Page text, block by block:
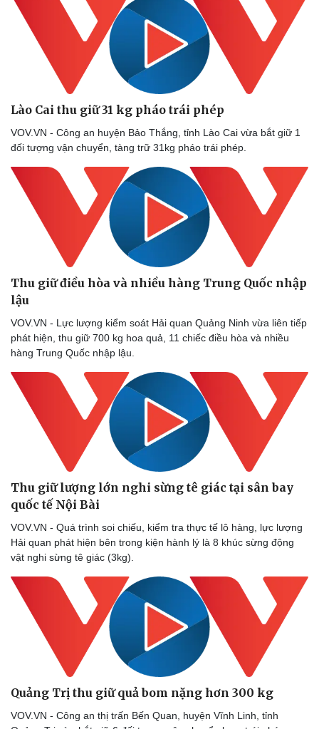
Sức khỏe
Dinh dưỡng - món ngon
Cây thuốc
Sản phụ khoa
Nam khoa
Làm đẹp - giảm cân
Phòng mạch online
Ăn sạch sống khỏe
Đời sống
Nhà đẹp
Blog
Lào Cai thu giữ 31 kg pháo trái phép
VOV.VN - Công an huyện Bảo Thắng, tỉnh Lào Cai vừa bắt giữ 1
đối tượng vận chuyển, tàng trữ 31kg pháo trái phép.
Thu giữ điều hòa và nhiều hàng Trung Quốc nhập
lậu
VOV.VN - Lực lượng kiểm soát Hải quan Quảng Ninh vừa liên tiếp
phát hiện, thu giữ 700 kg hoa quả, 11 chiếc điều hòa và nhiều
hàng Trung Quốc nhập lậu.
Thu giữ lượng lớn nghi sừng tê giác tại sân bay
quốc tế Nội Bài
VOV.VN - Quá trình soi chiếu, kiểm tra thực tế lô hàng, lực lượng
Hải quan phát hiện bên trong kiện hành lý là 8 khúc sừng động
vật nghi sừng tê giác (3kg).
Quảng Trị thu giữ quả bom nặng hơn 300 kg ​
VOV.VN - Công an thị trấn Bến Quan, huyện Vĩnh Linh, tỉnh